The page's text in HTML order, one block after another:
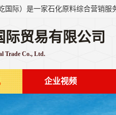
际贸易有限公司
Trade Co., Ltd.
企业视频